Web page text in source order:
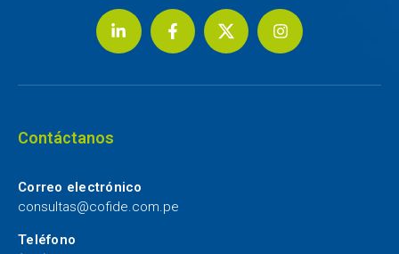
Contáctanos
Correo electrónico
consultas@cofide.com.pe
Teléfono